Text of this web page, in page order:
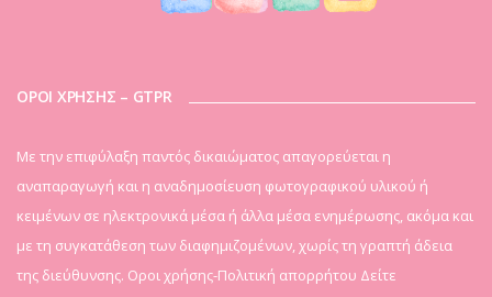
ΟΡΟΙ ΧΡΗΣΗΣ – GTPR
Mε την επιφύλαξη παντός δικαιώματος απαγορεύεται η
αναπαραγωγή και η αναδημοσίευση φωτογραφικού υλικού ή
κειμένων σε ηλεκτρονικά μέσα ή άλλα μέσα ενημέρωσης, ακόμα και
με τη συγκατάθεση των διαφημιζομένων, χωρίς τη γραπτή άδεια
της διεύθυνσης. Οροι χρήσης-Πολιτική απορρήτου Δείτε